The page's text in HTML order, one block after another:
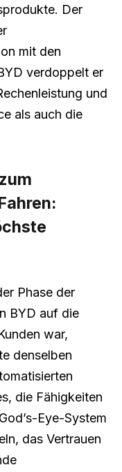
Der
mit den
verdoppelt er
und
als auch die
Phase der
BYD auf die
war,
denselben
die Fähigkeiten
Eye-System
das Vertrauen